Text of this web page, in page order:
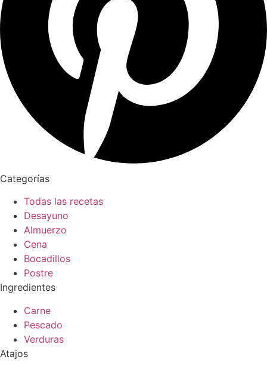
Categorías
Todas las recetas
Desayuno
Almuerzo
Cena
Bocadillos
Postre
Ingredientes
Carne
Pescado
Verduras
Atajos